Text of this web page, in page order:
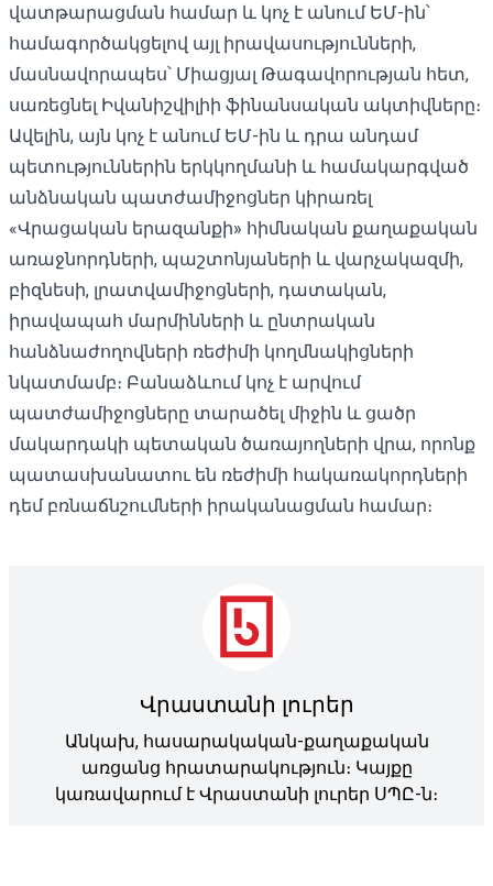
վատթարացման համար և կոչ է անում ԵՄ-ին՝
համագործակցելով այլ իրավասությունների,
մասնավորապես՝ Միացյալ Թագավորության հետ,
սառեցնել Իվանիշվիլիի ֆինանսական ակտիվները։
Ավելին, այն կոչ է անում ԵՄ-ին և դրա անդամ
պետություններին երկկողմանի և համակարգված
անձնական պատժամիջոցներ կիրառել
«Վրացական երազանքի» հիմնական քաղաքական
առաջնորդների, պաշտոնյաների և վարչակազմի,
բիզնեսի, լրատվամիջոցների, դատական,
իրավապահ մարմինների և ընտրական
հանձնաժողովների ռեժիմի կողմնակիցների
նկատմամբ։ Բանաձևում կոչ է արվում
պատժամիջոցները տարածել միջին և ցածր
մակարդակի պետական ծառայողների վրա, որոնք
պատասխանատու են ռեժիմի հակառակորդների
դեմ բռնաճնշումների իրականացման համար։
Վրաստանի լուրեր
Անկախ, հասարակական-քաղաքական
առցանց հրատարակություն։ Կայքը
կառավարում է Վրաստանի լուրեր ՍՊԸ-ն։